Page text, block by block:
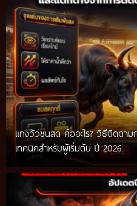
แทงวัวชนสด คืออะไร? วิธีติดตาม
เทคนิคสำหรับผู้เริ่มต้น ปี 2026